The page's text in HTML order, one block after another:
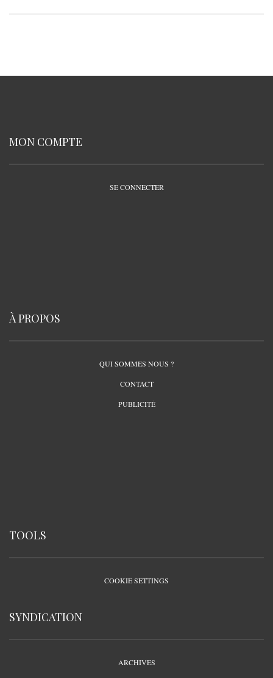
MON COMPTE
SE CONNECTER
À PROPOS
QUI SOMMES NOUS ?
CONTACT
PUBLICITÉ
TOOLS
COOKIE SETTINGS
SYNDICATION
ARCHIVES